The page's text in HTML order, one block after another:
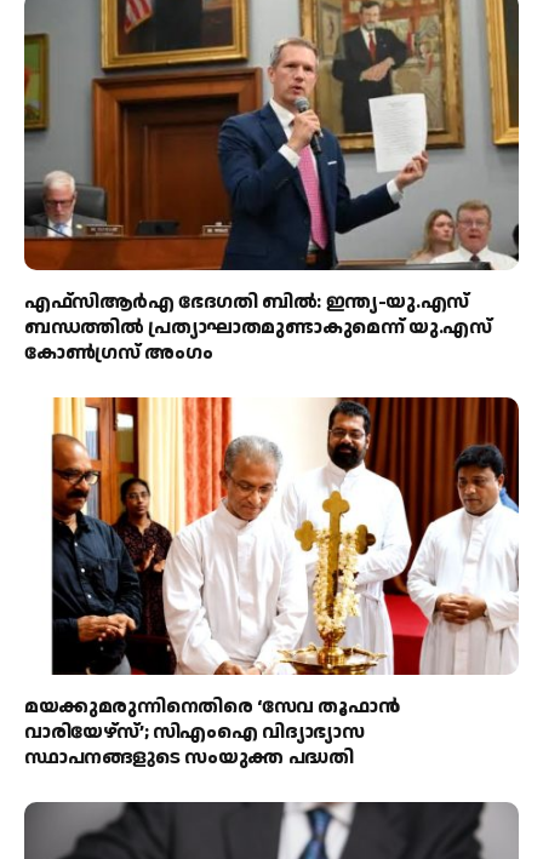
എഫ്‌സിആർഎ ഭേദഗതി ബിൽ: ഇന്ത്യ-യു.എസ്
ബന്ധത്തിൽ പ്രത്യാഘാതമുണ്ടാകുമെന്ന് യു.എസ്
കോൺഗ്രസ് അംഗം
മയക്കുമരുന്നിനെതിരെ ‘സേവ തൂഫാൻ
വാരിയേഴ്‌സ്’; സിഎംഐ വിദ്യാഭ്യാസ
സ്ഥാപനങ്ങളുടെ സംയുക്ത പദ്ധതി